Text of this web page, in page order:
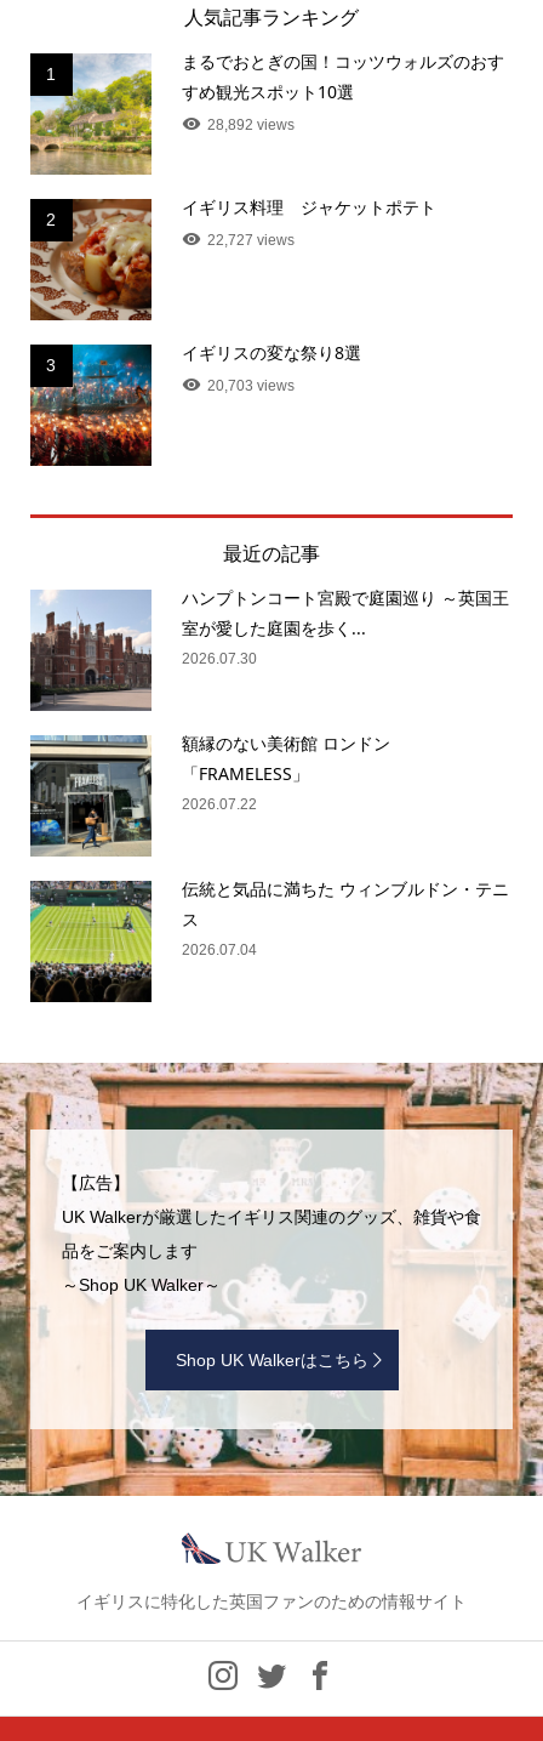
人気記事ランキング
1
まるでおとぎの国！コッツウォルズのおす
すめ観光スポット10選
28,892 views
2
イギリス料理 ジャケットポテト
22,727 views
3
イギリスの変な祭り8選
20,703 views
最近の記事
ハンプトンコート宮殿で庭園巡り ～英国王
室が愛した庭園を歩く...
2026.07.30
額縁のない美術館 ロンドン
「FRAMELESS」
2026.07.22
伝統と気品に満ちた ウィンブルドン・テニ
ス
2026.07.04
【広告】
UK Walkerが厳選したイギリス関連のグッズ、雑貨や食
品をご案内します
～Shop UK Walker～
Shop UK Walkerはこちら
イギリスに特化した英国ファンのための情報サイト